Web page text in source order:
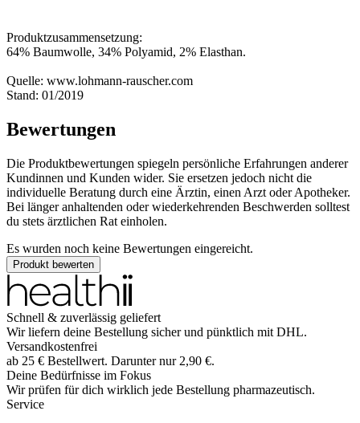
Produktzusammensetzung:
64% Baumwolle, 34% Polyamid, 2% Elasthan.
Quelle: www.lohmann-rauscher.com
Stand: 01/2019
Bewertungen
Die Produktbewertungen spiegeln persönliche Erfahrungen anderer
Kundinnen und Kunden wider. Sie ersetzen jedoch nicht die
individuelle Beratung durch eine Ärztin, einen Arzt oder Apotheker.
Bei länger anhaltenden oder wiederkehrenden Beschwerden solltest
du stets ärztlichen Rat einholen.
Es wurden noch keine Bewertungen eingereicht.
Produkt bewerten
Schnell & zuverlässig geliefert
Wir liefern deine Bestellung sicher und pünktlich mit DHL.
Versandkostenfrei
ab 25 € Bestellwert. Darunter nur 2,90 €.
Deine Bedürfnisse im Fokus
Wir prüfen für dich wirklich jede Bestellung pharmazeutisch.
Service